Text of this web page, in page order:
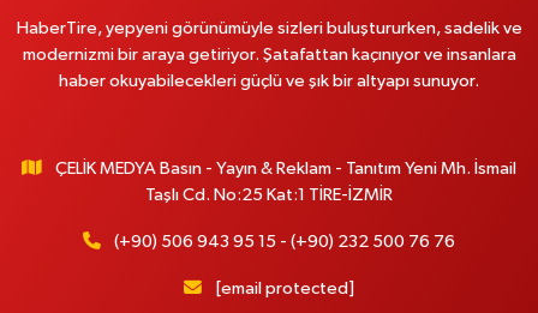
HaberTire, yepyeni görünümüyle sizleri buluştururken, sadelik ve
modernizmi bir araya getiriyor. Şatafattan kaçınıyor ve insanlara
haber okuyabilecekleri güçlü ve şık bir altyapı sunuyor.
ÇELİK MEDYA Basın - Yayın & Reklam - Tanıtım Yeni Mh. İsmail
Taşlı Cd. No:25 Kat:1 TİRE-İZMİR
(+90) 506 943 95 15 - (+90) 232 500 76 76
[email protected]